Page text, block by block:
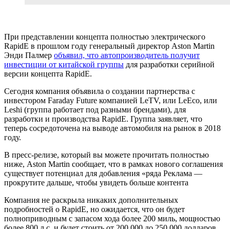
При представлении концепта полностью электрического
RapidE в прошлом году генеральный директор Aston Martin
Энди Палмер объявил, что автопроизводитель получит
инвестиции от китайской группы для разработки серийной
версии концепта RapidE.
Сегодня компания объявила о создании партнерства с
инвестором Faraday Future компанией LeTV, или LeEco, или
Leshi (группа работает под разными брендами), для
разработки и производства RapidE. Группа заявляет, что
теперь сосредоточена на выводе автомобиля на рынок в 2018
году.
В пресс-релизе, который вы можете прочитать полностью
ниже, Aston Martin сообщает, что в рамках нового соглашения
существует потенциал для добавления «ряда Реклама —
прокрутите дальше, чтобы увидеть больше контента
Компания не раскрыла никаких дополнительных
подробностей о RapidE, но ожидается, что он будет
полноприводным с запасом хода более 200 миль, мощностью